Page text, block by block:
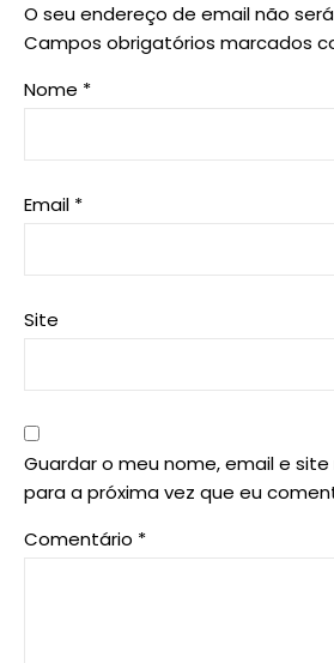
O seu endereço de email não
Campos obrigatórios marcados
Nome *
Email *
Site
Guardar o meu nome, email e
para a próxima vez que eu
Comentário *